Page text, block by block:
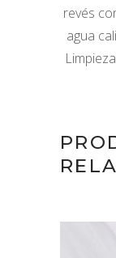
revés
agua